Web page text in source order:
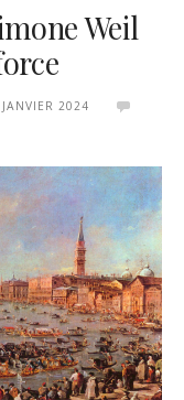
Weil
2024